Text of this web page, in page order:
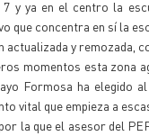
y ya en el centro la
que concentra en sí la
actualizada y remozada,
momentos esta zona
Formosa ha elegido
vital que empieza a
la que el asesor del